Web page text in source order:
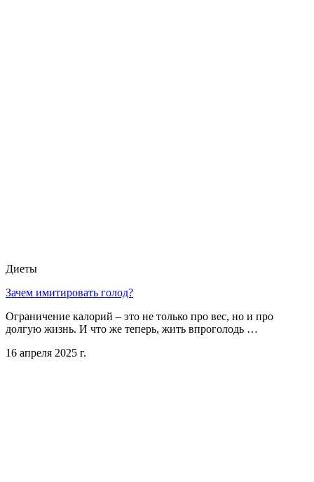
Диеты
Зачем имитировать голод?
Ограничение калорий – это не только про вес, но и про
долгую жизнь. И что же теперь, жить впроголодь …
16 апреля 2025 г.